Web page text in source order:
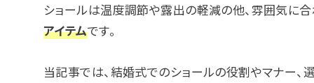
ショールは温度調節や露出の軽減の他、雰囲気に合
アイテムです。
当記事では、結婚式でのショールの役割やマナー、